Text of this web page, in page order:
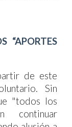
“APORTES
de este
Sin
"todos los
continuar